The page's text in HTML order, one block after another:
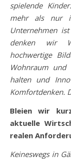
spielende
mehr als nur
Unternehmen
denken wir
hochwertige
Wohnraum und
halten und
Komfortdenken.
Bleien wir
aktuelle
realen
Keineswegs in